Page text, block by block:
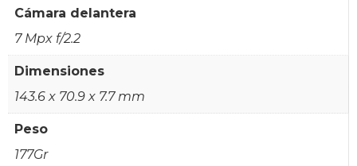
Cámara delantera
7 Mpx f/2.2
Dimensiones
143.6 x 70.9 x 7.7 mm
Peso
177Gr